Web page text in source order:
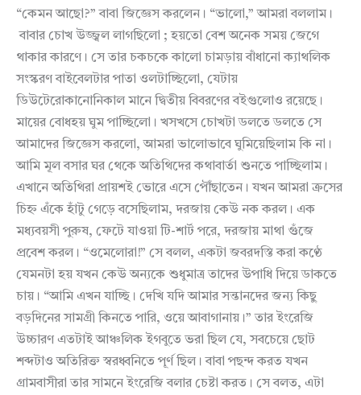
“কেমন আছো?” বাবা জিজ্ঞেস করলেন। “ভালো,” আমরা বললাম।
বাবার চোখ উজ্জ্বল লাগছিলো ; হয়তো বেশ অনেক সময় জেগে
থাকার কারণে। সে তার চকচকে কালো চামড়ায় বাঁধানো ক্যাথলিক
সংস্করণ বাইবেলটার পাতা ওলটাচ্ছিলো, যেটায়
ডিউটেরোকানোনিকাল মানে দ্বিতীয় বিবরণের বইগুলোও রয়েছে।
মায়ের বোধহয় ঘুম পাচ্ছিলো। খসখসে চোখটা ডলতে ডলতে সে
আমাদের জিজ্ঞেস করলো, আমরা ভালোভাবে ঘুমিয়েছিলাম কি না।
আমি মূল বসার ঘর থেকে অতিথিদের কথাবার্তা শুনতে পাচ্ছিলাম।
এখানে অতিথিরা প্রায়শই ভোরে এসে পৌঁছাতেন। যখন আমরা ক্রসের
চিহ্ন এঁকে হাঁটু গেড়ে বসেছিলাম, দরজায় কেউ নক করল। এক
মধ্যবয়সী পুরুষ, ফেটে যাওয়া টি-শার্ট পরে, দরজায় মাথা গুঁজে
প্রবেশ করল। “ওমেলোরা!” সে বলল, একটা জবরদস্তি করা কণ্ঠে
যেমনটা হয় যখন কেউ অন্যকে শুধুমাত্র তাদের উপাধি দিয়ে ডাকতে
চায়। “আমি এখন যাচ্ছি। দেখি যদি আমার সন্তানদের জন্য কিছু
বড়দিনের সামগ্রী কিনতে পারি, ওয়ে আবাগানায়।” তার ইংরেজি
উচ্চারণ এতটাই আঞ্চলিক ইগবুতে ভরা ছিল যে, সবচেয়ে ছোট
শব্দটাও অতিরিক্ত স্বরধ্বনিতে পূর্ণ ছিল। বাবা পছন্দ করত যখন
গ্রামবাসীরা তার সামনে ইংরেজি বলার চেষ্টা করত। সে বলত, এটা